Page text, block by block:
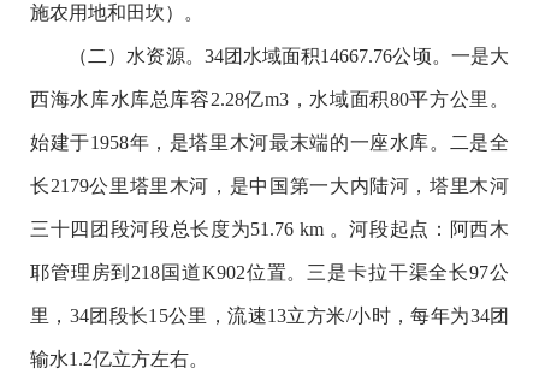
施农用地和田坎）。
（二）水资源。34团水域面积14667.76公顷。一是大
西海水库水库总库容2.28亿m3，水域面积80平方公里。
始建于1958年，是塔里木河最末端的一座水库。二是全
长2179公里塔里木河，是中国第一大内陆河，塔里木河
三十四团段河段总长度为51.76 km 。河段起点：阿西木
耶管理房到218国道K902位置。三是卡拉干渠全长97公
里，34团段长15公里，流速13立方米/小时，每年为34团
输水1.2亿立方左右。